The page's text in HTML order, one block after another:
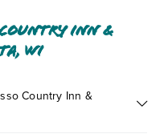
Inn &
Wi
Country Inn &